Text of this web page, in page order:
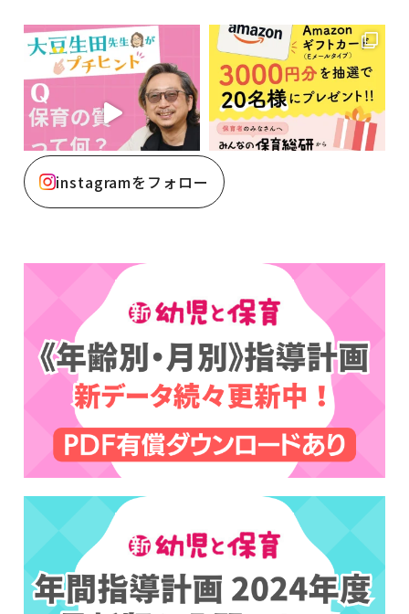
instagramをフォロー